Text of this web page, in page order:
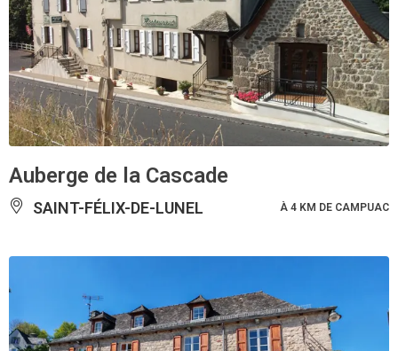
Auberge de la Cascade
SAINT-FÉLIX-DE-LUNEL À 4 KM DE CAMPUAC